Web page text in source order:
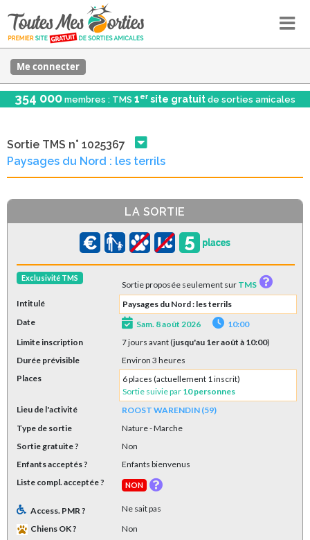
Me connecter
354 000 membres : TMS 1er site gratuit de sorties amicales
Sortie TMS n° 1025367
Paysages du Nord : les terrils
LA SORTIE
Exclusivité TMS
Sortie proposée seulement sur TMS
Intitulé
Paysages du Nord : les terrils
Date
Sam. 8 août 2026
10:00
Limite inscription
7 jours avant (jusqu'au 1er août à 10:00)
Durée prévisible
Environ 3 heures
Places
6 places (actuellement 1 inscrit)
Sortie suivie par 10 personnes
Lieu de l'activité
ROOST WARENDIN (59)
Type de sortie
Nature- Marche
Sortie gratuite ?
Non
Enfants acceptés ?
Enfants bienvenus
Liste compl. acceptée ?
NON
Access. PMR ?
Ne sait pas
Chiens OK ?
Non